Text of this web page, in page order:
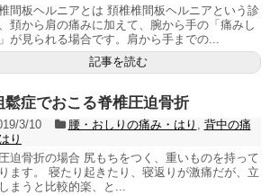
間板ヘルニアとは 頚椎椎間板ヘルニアという診
頚から肩の痛みに加えて、腕から手の「痛みし
が見られる場合です。肩から手までの...
記事を読む
鬆症でおこる脊椎圧迫骨折
3/10 腰・おしりの痛み・はり , 背中の痛
り
迫骨折の場合 尻もちをつく、重いものを持って
ます。 寝たり起きたり、寝返りが激痛だが、立
まうと比較的楽、と...